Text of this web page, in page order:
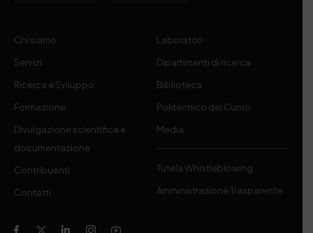
Chi siamo
Servizi
Ricerca e Sviluppo
Formazione
Divulgazione scientifica e
documentazione
Contribuenti
Contatti
Laboratori
Dipartimenti di ricerca
Biblioteca
Politecnico del Cuoio
Media
Tutela Whistleblowing
Amministrazione Trasparente